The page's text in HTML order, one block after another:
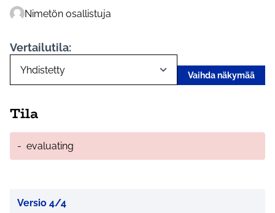
Nimetön osallistuja
Vertailutila:
Vaihda näkymää
Tila
- evaluating
Versio 4/4